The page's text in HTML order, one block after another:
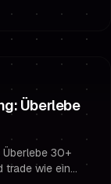
Überlebe
30+
trade wie ein